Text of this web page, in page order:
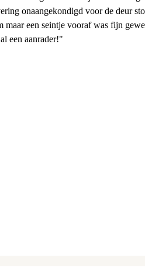
onaangekondigd voor de deur
maar een seintje vooraf was fijn
een aanrader!"